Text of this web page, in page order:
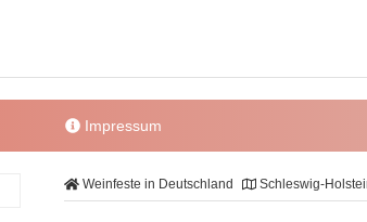
Impressum
Weinfeste in Deutschland Schleswig-